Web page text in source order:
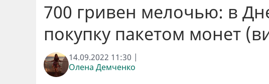
700 гривен мелочью: в
покупку пакетом монет
14.09.2022 11:30 |
Олена Демченко